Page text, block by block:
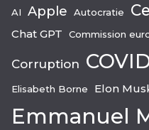
AI Apple Autocratie
Chat GPT
Commission
Corruption
Elisabeth Borne Elon
Emmanuel